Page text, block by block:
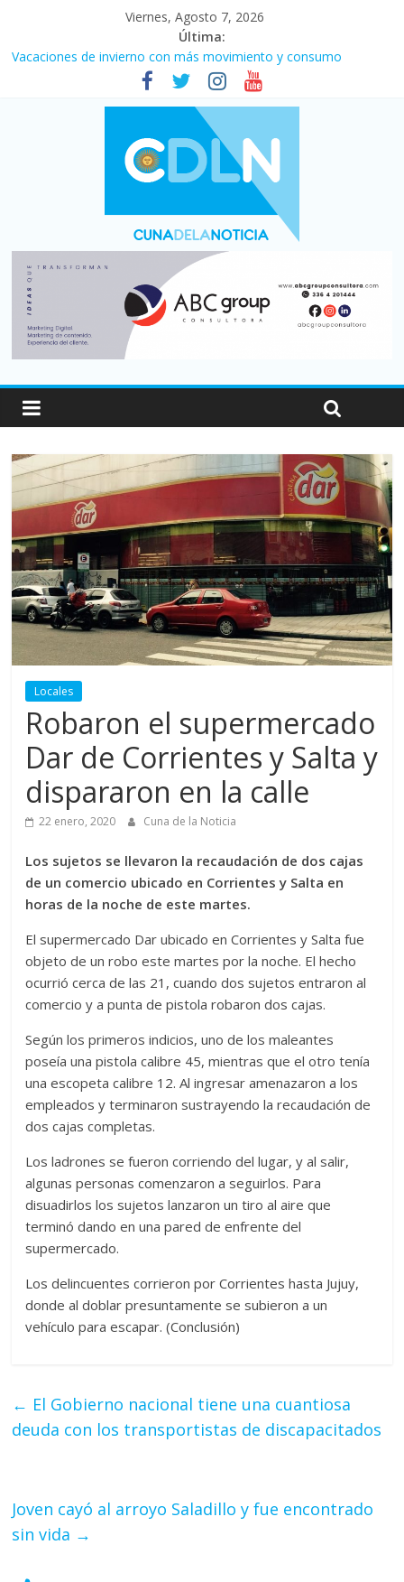
Viernes, Agosto 7, 2026
Última:
Vacaciones de invierno con más movimiento y consumo
turístico: 4,6 millones de personas viajaron por el país, un 5,9%
Fuerte caída de la venta de autos usados en julio: bajó un 12,6%
Central venció 1 a 0 al River de Coudet en el Monumental
La morosidad alcanzó su nivel más alto en dos décadas y ya
Desde que asumió Milei cerraron 41.000 kioscos: el sector
denuncia crisis como en 2001
Locales
Robaron el supermercado
Dar de Corrientes y Salta y
dispararon en la calle
22 enero, 2020 Cuna de la Noticia
Los sujetos se llevaron la recaudación de dos cajas
de un comercio ubicado en Corrientes y Salta en
horas de la noche de este martes.
El supermercado Dar ubicado en Corrientes y Salta fue
objeto de un robo este martes por la noche. El hecho
ocurrió cerca de las 21, cuando dos sujetos entraron al
comercio y a punta de pistola robaron dos cajas.
Según los primeros indicios, uno de los maleantes
poseía una pistola calibre 45, mientras que el otro tenía
una escopeta calibre 12. Al ingresar amenazaron a los
empleados y terminaron sustrayendo la recaudación de
dos cajas completas.
Los ladrones se fueron corriendo del lugar, y al salir,
algunas personas comenzaron a seguirlos. Para
disuadirlos los sujetos lanzaron un tiro al aire que
terminó dando en una pared de enfrente del
supermercado.
Los delincuentes corrieron por Corrientes hasta Jujuy,
donde al doblar presuntamente se subieron a un
vehículo para escapar. (Conclusión)
← El Gobierno nacional tiene una cuantiosa
deuda con los transportistas de discapacitados
Joven cayó al arroyo Saladillo y fue encontrado
sin vida →